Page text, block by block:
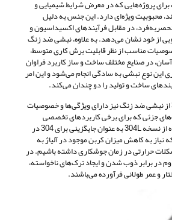
پروژه‌هایی که در معرض شرایط شیمیایی و
محبوبیت ویژه‌ای دارد. این جنس به دلیل
در مقابل فرآیندهای اکسیداسیون و
از خود نشان می‌دهد. به علاوه، نبشی ضد زنگ
خصوصیات مناسب از نظر قابلیت برش کاری متوسط،
در صنایع مختلف ساخت و ساز کاربرد فراوان
این نوع نبشی به سادگی انجام می‌شود و این امر
ساخت و تولید را دو چندان می‌کند.
از طرف دیگر، نسخه 304L از نبشی‌ ضد زنگ نیز دارای ویژگی‌ها و خصوصیات
جزئی که برای برخی کاربردهای تخصصی
مناسب‌تر می‌شود. استفاده از نسخه 304L به عنوان جایگزینی برای 304 در
به کاهش میزان کربن موجود در آلیاژ به
حرارتی در زمان جوشکاری داشته باشیم. در
در برابر ذوب شدن و ایجاد ترک‌های ناخواسته،
و عمر طولانی فرآورده می‌باشند.